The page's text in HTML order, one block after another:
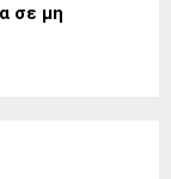
σε μη